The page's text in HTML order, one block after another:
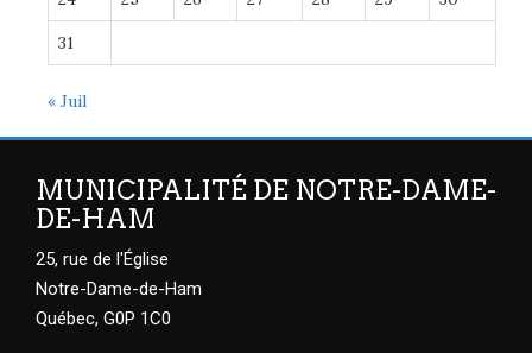
31
« Juil
MUNICIPALITÉ DE NOTRE-DAME-
DE-HAM
25, rue de l'Église
Notre-Dame-de-Ham
Québec, G0P 1C0